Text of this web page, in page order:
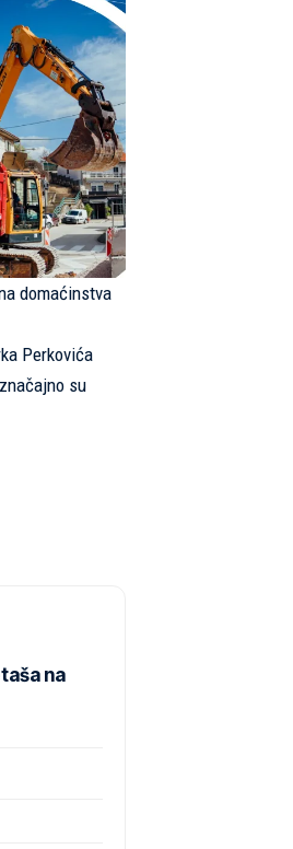
domaćinstva
Perkovića
su
na